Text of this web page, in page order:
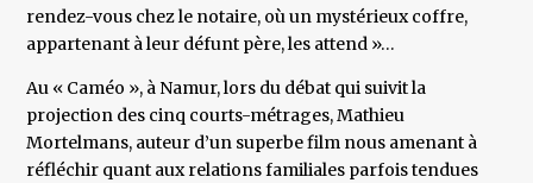
rendez-vous chez le notaire, où un mystérieux coffre,
appartenant à leur défunt père, les attend »…
Au « Caméo », à Namur, lors du débat qui suivit la
projection des cinq courts-métrages, Mathieu
Mortelmans, auteur d’un superbe film nous amenant à
réfléchir quant aux relations familiales parfois tendues